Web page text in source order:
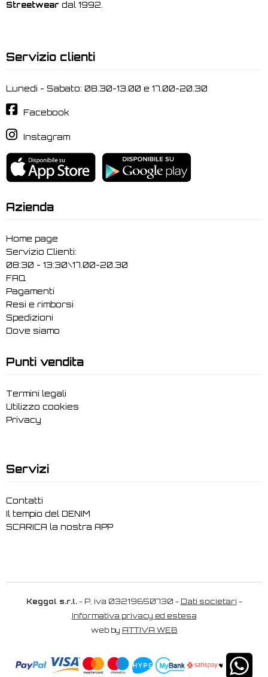
Streetwear dal 1992.
Servizio clienti
Lunedi - Sabato: 08.30-13.00 e 17.00-20.30
Facebook
Instagram
Azienda
Home page
Servizio Clienti:
08:30 - 13:30\17.00-20.30
FAQ
Pagamenti
Resi e rimborsi
Spedizioni
Dove siamo
Punti vendita
Termini legali
Utilizzo cookies
Privacy
Servizi
Contatti
Il tempio del DENIM
SCARICA la nostra APP
Keggol s.r.l.- P. iva 03219650730 - Dati societari -
Informativa privacy ed estesa
web by ATTIVA WEB